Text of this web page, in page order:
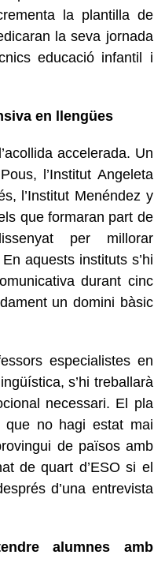
la plantilla de
la seva jornada
educació infantil i
en llengües
accelerada. Un
l’Institut Angeleta
l’Institut Menéndez y
que formaran part de
per millorar
aquests instituts s’hi
durant cinc
un domini bàsic
especialistes en
s’hi treballarà
necessari. El pla
que no hagi estat mai
de països amb
de quart d’ESO si el
d’una entrevista
alumnes amb